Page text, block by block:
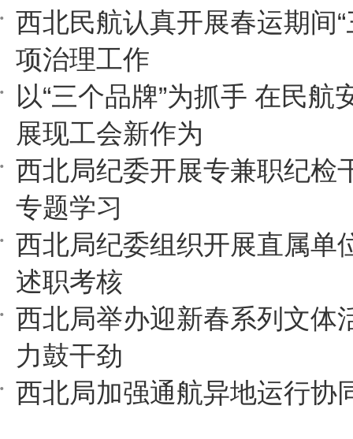
西北民航认真开展春运期间“
项治理工作
以“三个品牌”为抓手 在民航
展现工会新作为
西北局纪委开展专兼职纪检
专题学习
西北局纪委组织开展直属单
述职考核
西北局举办迎新春系列文体
力鼓干劲
西北局加强通航异地运行协